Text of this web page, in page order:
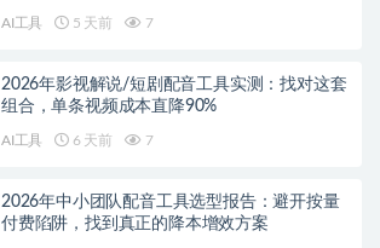
AI工具 5 天前 7
2026年影视解说/短剧配音工具实测：找对这套
组合，单条视频成本直降90%
AI工具 6 天前 7
2026年中小团队配音工具选型报告：避开按量
付费陷阱，找到真正的降本增效方案